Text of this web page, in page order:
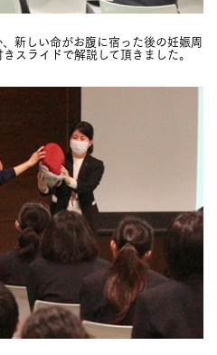
新しい命がお腹に宿った後の妊娠周
スライドで解説して頂きました。